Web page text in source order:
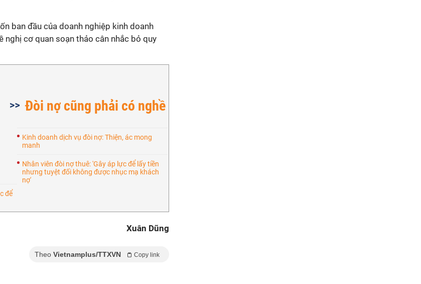
ban đầu của doanh nghiệp kinh doanh
nghị cơ quan soạn thảo cân nhắc bỏ quy
Đòi nợ cũng phải có nghề
Kinh doanh dịch vụ đòi nợ: Thiện, ác mong
manh
Nhân viên đòi nợ thuê: 'Gây áp lực để lấy tiền
nhưng tuyệt đối không được nhục mạ khách
nợ'
để
Xuân Dũng
Theo Vietnamplus/TTXVN Copy link